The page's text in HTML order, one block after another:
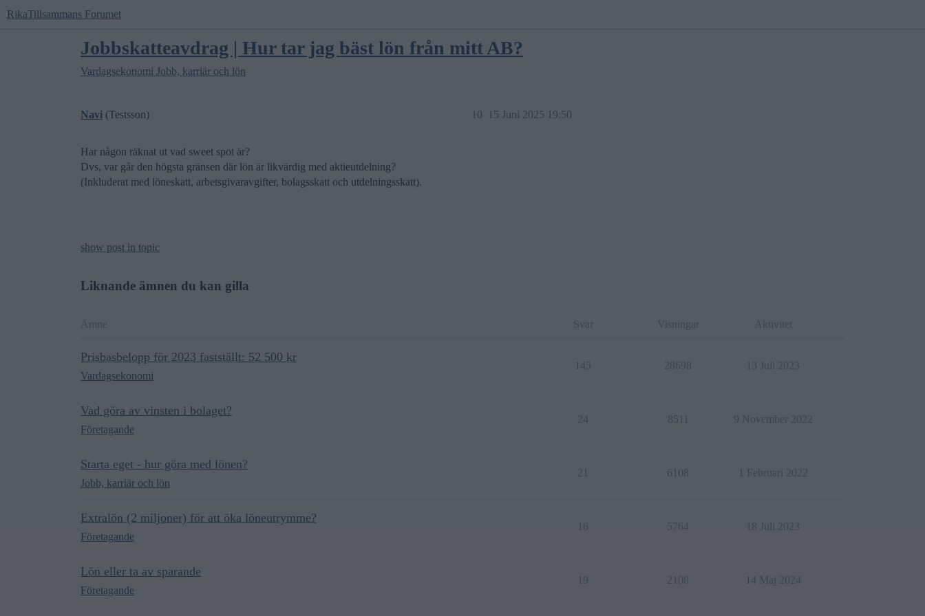
RikaTillsammans Forumet
Jobbskatteavdrag | Hur tar jag bäst lön från mitt AB?
Vardagsekonomi Jobb, karriär och lön
Navi (Testsson) 15 Juni 2025 19:50
10
Har någon räknat ut vad sweet spot är?
Dvs, var går den högsta gränsen där lön är likvärdig med aktieutdelning?
(Inkluderat med löneskatt, arbetsgivaravgifter, bolagsskatt och utdelningsskatt).
show post in topic
Liknande ämnen du kan gilla
Ämne Svar Visningar Aktivitet
Prisbasbelopp för 2023 fastställt: 52 500 kr
Vardagsekonomi
145 28698 13 Juli 2023
Vad göra av vinsten i bolaget?
Företagande
24 8511 9 November 2022
Starta eget - hur göra med lönen?
Jobb, karriär och lön
6108 1 Februari 2022
Extralön (2 miljoner) för att öka löneutrymme?
Företagande
16 5764 18 Juli 2023
Lön eller ta av sparande
Företagande
19 2108 14 Maj 2024